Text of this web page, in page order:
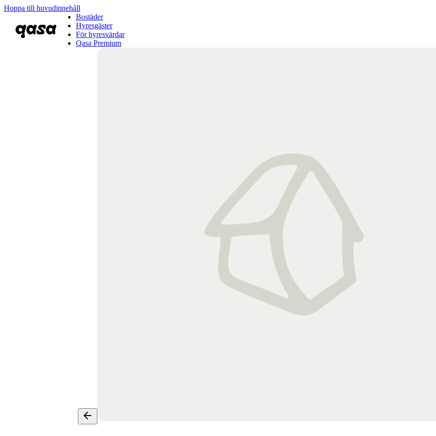
Hoppa till huvudinnehåll
Bostäder
Hyresgäster
För hyresvärdar
Qasa Premium